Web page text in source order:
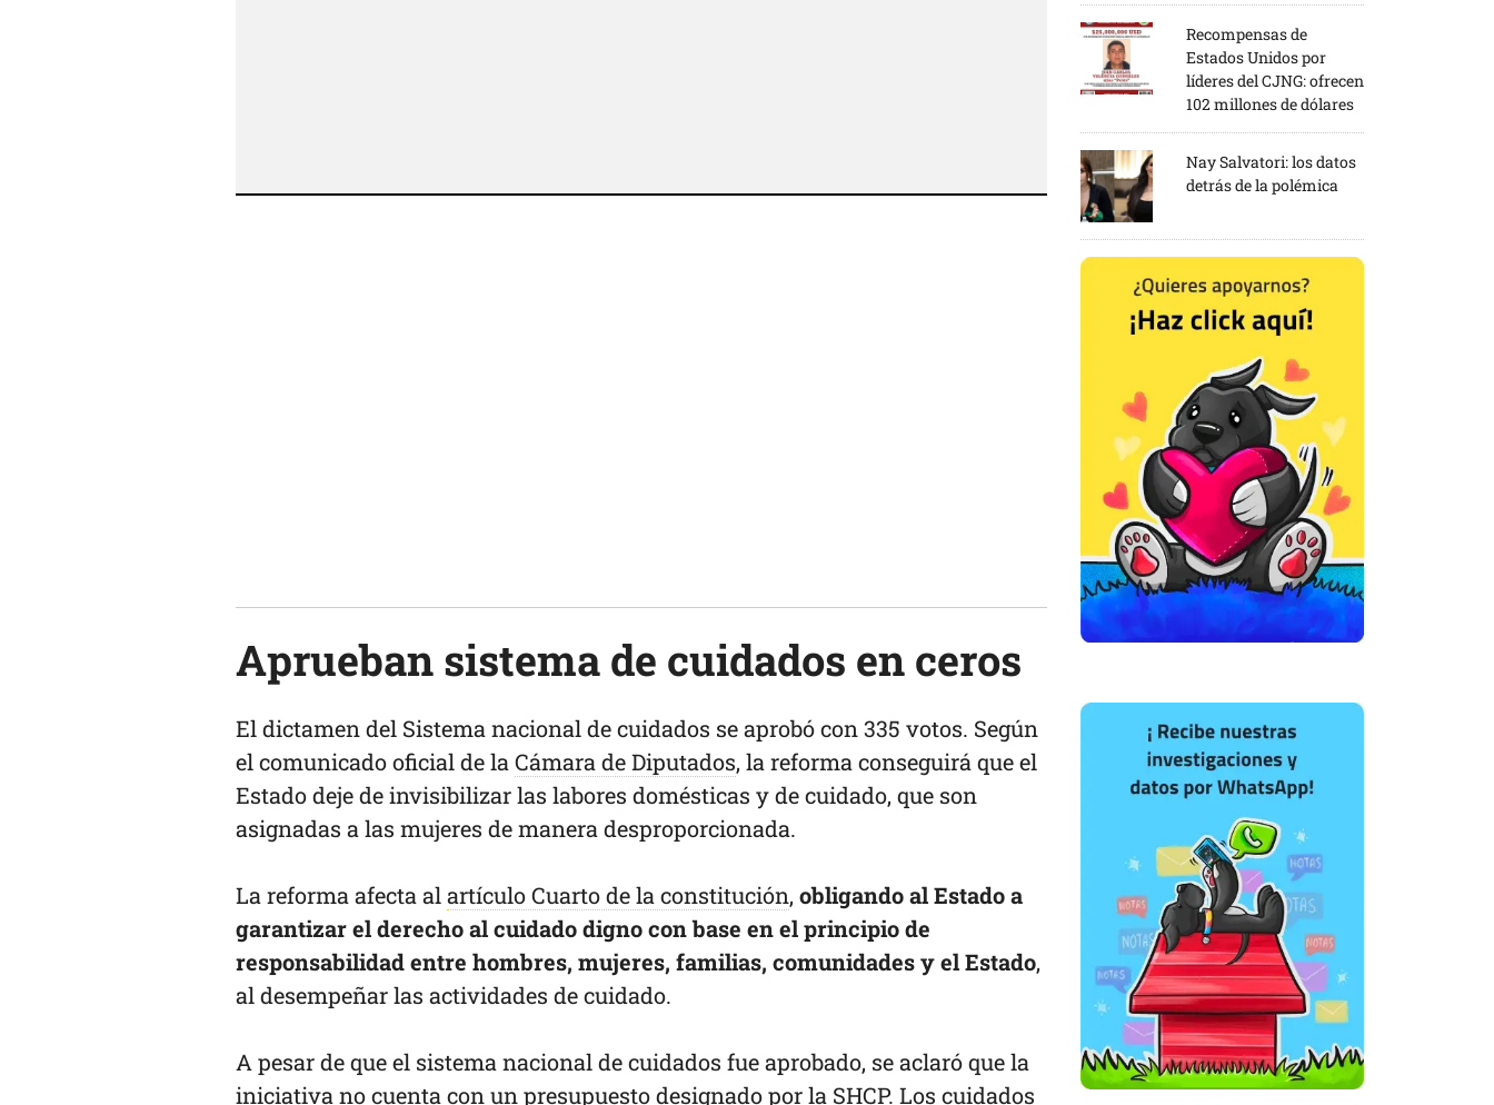
Aprueban sistema de cuidados en ceros
El dictamen del Sistema nacional de cuidados se aprobó con 335 votos. Según
el comunicado oficial de la Cámara de Diputados, la reforma conseguirá que el
Estado deje de invisibilizar las labores domésticas y de cuidado, que son
asignadas a las mujeres de manera desproporcionada.
La reforma afecta alartículo Cuarto de la constitución, obligando al Estado a
garantizar el derecho al cuidado digno con base en el principio de
responsabilidad entre hombres, mujeres, familias, comunidades y el Estado,
al desempeñar las actividades de cuidado.
A pesar de que el sistema nacional de cuidados fue aprobado, se aclaró que la
iniciativa no cuenta con un presupuestodesignado por la SHCP. Los cuidados
Recompensas de
Estados Unidos por
líderes del CJNG: ofrecen
102 millones de dólares
Nay Salvatori: los datos
detrás de la polémica